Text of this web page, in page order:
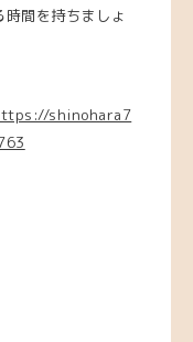
時間を持ちましょ
shinohara7